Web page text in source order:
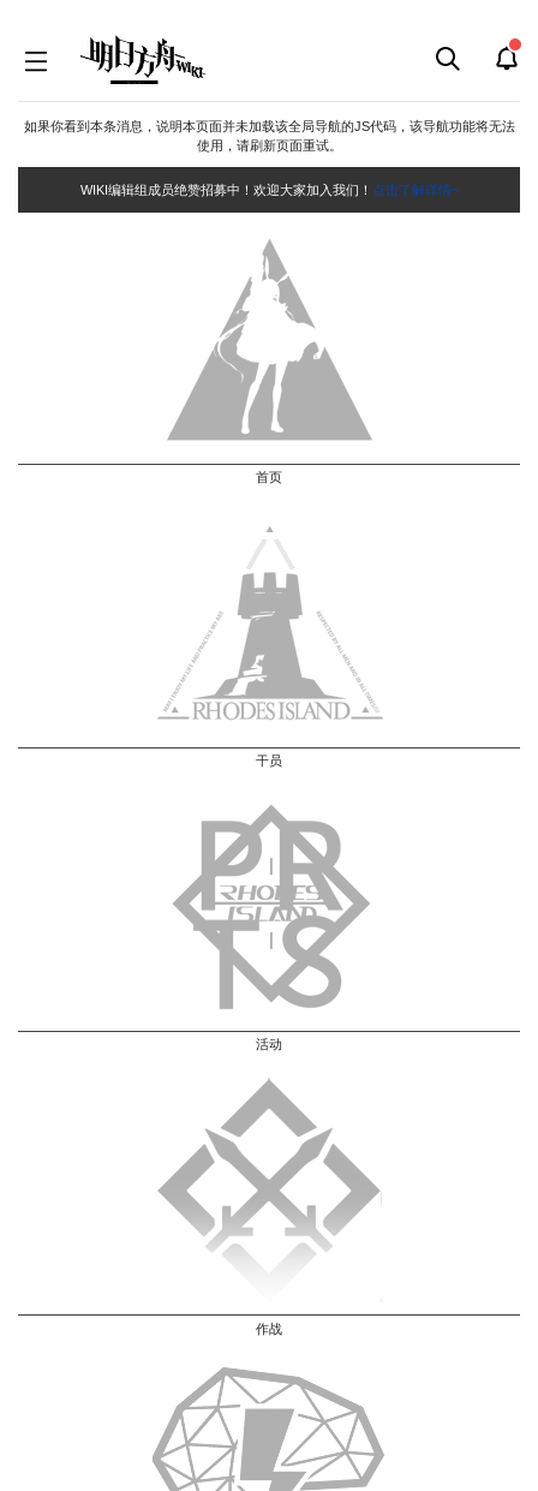
如果你看到本条消息，说明本页面并未加载该全局导航的JS代码，该导航功能将无法
使用，请刷新页面重试。
WIKI编辑组成员绝赞招募中！欢迎大家加入我们！ 点击了解详情~
首页
干员
活动
作战